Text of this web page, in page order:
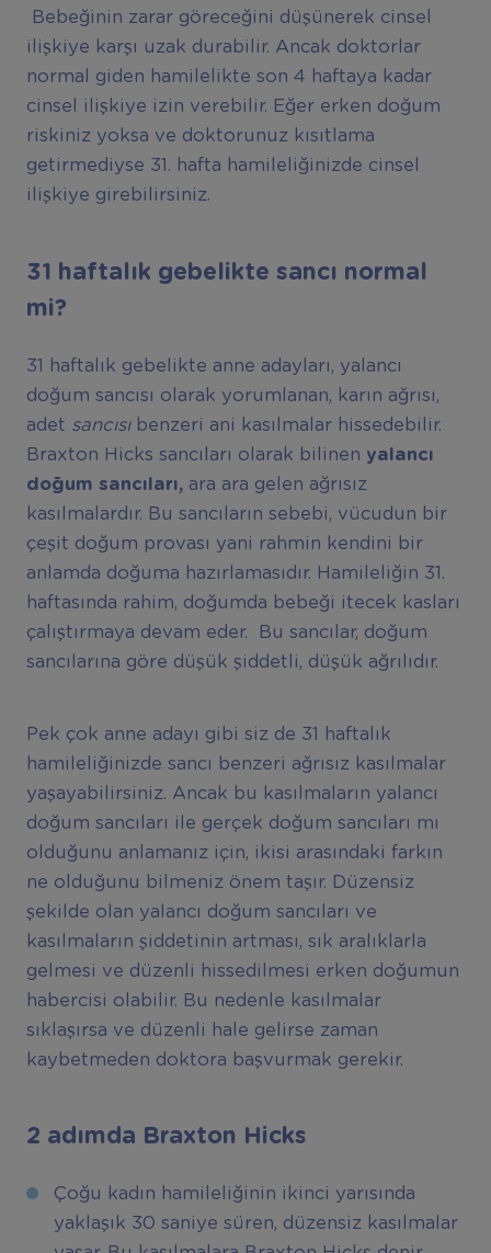
Bebeğinin zarar göreceğini düşünerek cinsel
ilişkiye karşı uzak durabilir. Ancak doktorlar
normal giden hamilelikte son 4 haftaya kadar
cinsel ilişkiye izin verebilir. Eğer erken doğum
riskiniz yoksa ve doktorunuz kısıtlama
getirmediyse 31. hafta hamileliğinizde cinsel
ilişkiye girebilirsiniz.
31 haftalık gebelikte sancı normal
mi?
31 haftalık gebelikte anne adayları, yalancı
doğum sancısı olarak yorumlanan, karın ağrısı,
adet sancısıbenzeri ani kasılmalar hissedebilir.
Braxton Hicks sancıları olarak bilinen yalancı
doğum sancıları, ara ara gelen ağrısız
kasılmalardır. Bu sancıların sebebi, vücudun bir
çeşit doğum provası yani rahmin kendini bir
anlamda doğuma hazırlamasıdır. Hamileliğin 31.
haftasında rahim, doğumda bebeği itecek kasları
çalıştırmaya devam eder. Bu sancılar, doğum
sancılarına göre düşük şiddetli, düşük ağrılıdır.
Pek çok anne adayı gibi siz de 31 haftalık
hamileliğinizde sancı benzeri ağrısız kasılmalar
yaşayabilirsiniz. Ancak bu kasılmaların yalancı
doğum sancıları ile gerçek doğum sancıları mı
olduğunu anlamanız için, ikisi arasındaki farkın
ne olduğunu bilmeniz önem taşır. Düzensiz
şekilde olan yalancı doğum sancıları ve
kasılmaların şiddetinin artması, sık aralıklarla
gelmesi ve düzenli hissedilmesi erken doğumun
habercisi olabilir. Bu nedenle kasılmalar
sıklaşırsa ve düzenli hale gelirse zaman
kaybetmeden doktora başvurmak gerekir.
2 adımda Braxton Hicks
Çoğu kadın hamileliğinin ikinci yarısında
yaklaşık 30 saniye süren, düzensiz kasılmalar